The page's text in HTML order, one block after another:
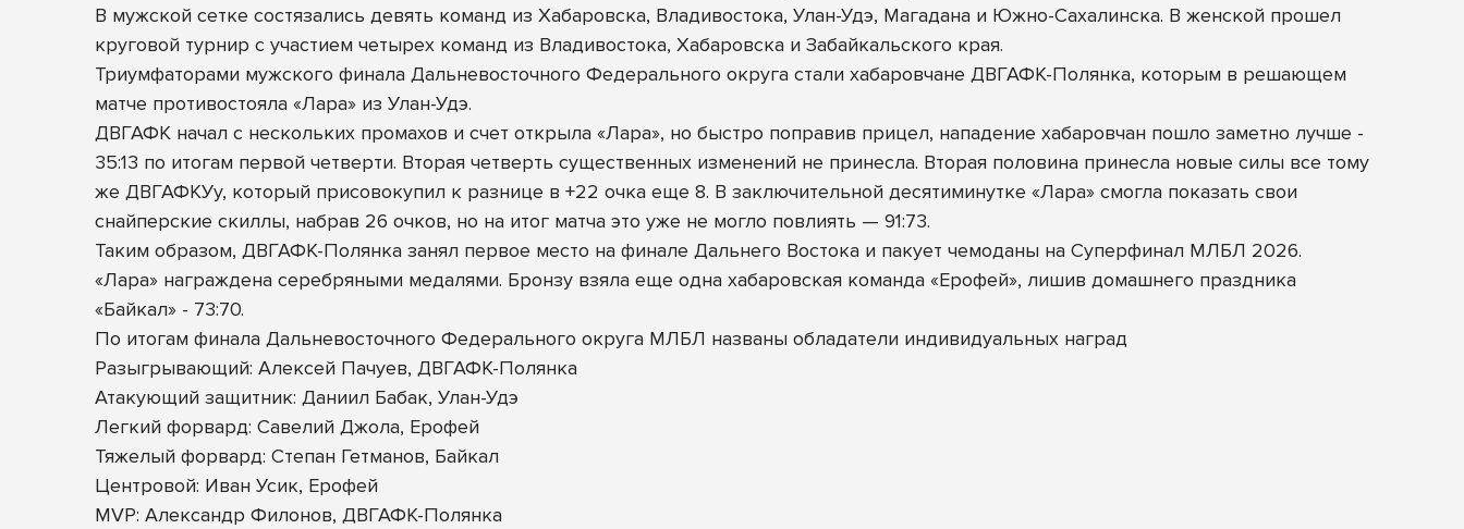
В мужской сетке состязались девять команд из Хабаровска, Владивостока, Улан-Удэ, Магадана и Южно-Сахалинска. В женской прошел
круговой турнир с участием четырех команд из Владивостока, Хабаровска и Забайкальского края.
Триумфаторами мужского финала Дальневосточного Федерального округа стали хабаровчане ДВГАФК-Полянка, которым в решающем
матче противостояла «Лара» из Улан-Удэ.
ДВГАФК начал с нескольких промахов и счет открыла «Лара», но быстро поправив прицел, нападение хабаровчан пошло заметно лучше -
35:13 по итогам первой четверти. Вторая четверть существенных изменений не принесла. Вторая половина принесла новые силы все тому
же ДВГАФКУу, который присовокупил к разнице в +22 очка еще 8. В заключительной десятиминутке «Лара» смогла показать свои
снайперские скиллы, набрав 26 очков, но на итог матча это уже не могло повлиять — 91:73.
Таким образом, ДВГАФК-Полянка занял первое место на финале Дальнего Востока и пакует чемоданы на Суперфинал МЛБЛ 2026.
«Лара» награждена серебряными медалями. Бронзу взяла еще одна хабаровская команда «Ерофей», лишив домашнего праздника
«Байкал» - 73:70.
По итогам финала Дальневосточного Федерального округа МЛБЛ названы обладатели индивидуальных наград
Разыгрывающий: Алексей Пачуев, ДВГАФК-Полянка
Атакующий защитник: Даниил Бабак, Улан-Удэ
Легкий форвард: Савелий Джола, Ерофей
Тяжелый форвард: Степан Гетманов, Байкал
Центровой: Иван Усик, Ерофей
MVP: Александр Филонов, ДВГАФК-Полянка